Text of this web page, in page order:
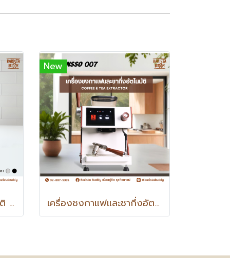
เครื่องชงกาแฟกึ่งอัตโนมัติ IZENSSO รุ่น I-3089 (ดูดน้ำเข้าเครื่อง)
New
เครื่องชงกาแฟและชากึ่งอัตโนมัติ IZENSSO รุ่น 007